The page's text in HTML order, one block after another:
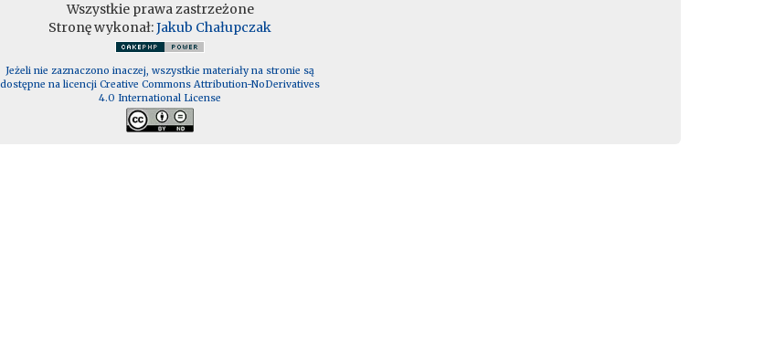
Wszystkie prawa zastrzeżone
Stronę wykonał:Jakub Chałupczak
Jeżeli nie zaznaczono inaczej, wszystkie materiały na stronie są
dostępne na licencji Creative Commons Attribution-NoDerivatives
4.0 International License